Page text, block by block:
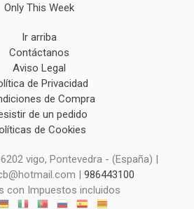
Only This Week
Ir arriba
Contáctanos
Aviso Legal
de Privacidad
de Compra
de un pedido
de Cookies
vigo, Pontevedra - (España) |
| 986443100
con Impuestos incluidos